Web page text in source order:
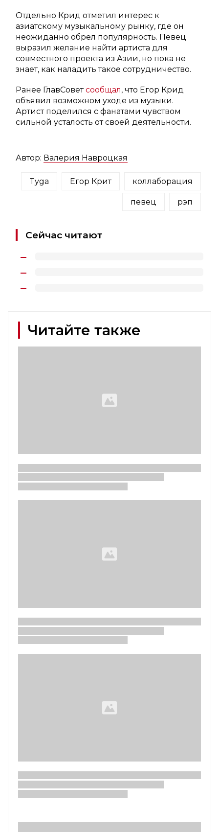
Отдельно Крид отметил интерес к
азиатскому музыкальному рынку, где он
неожиданно обрел популярность. Певец
выразил желание найти артиста для
совместного проекта из Азии, но пока не
знает, как наладить такое сотрудничество.
Ранее ГлавСоветсообщал, что Егор Крид
объявил возможном уходе из музыки.
Артист поделился с фанатами чувством
сильной усталость от своей деятельности.
Автор: Валерия Навроцкая
Tyga Егор Крит коллаборация
певец рэп
Сейчас читают
Читайте также